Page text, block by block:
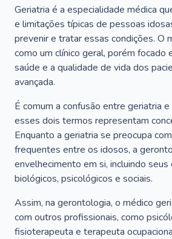
Geriatria é a especialidade médica
e limitações típicas de pessoas
prevenir e tratar essas condições. O
como um clínico geral, porém focado
saúde e a qualidade de vida dos
avançada.
É comum a confusão entre geriatria
esses dois termos representam
Enquanto a geriatria se preocupa
frequentes entre os idosos, a
envelhecimento em si, incluindo
biológicos, psicológicos e sociais.
Assim, na gerontologia, o médico
com outros profissionais, como
fisioterapeuta e terapeuta